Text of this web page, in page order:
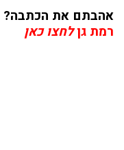
אהבתם את הכתבה?
רמת גןלחצו כאן